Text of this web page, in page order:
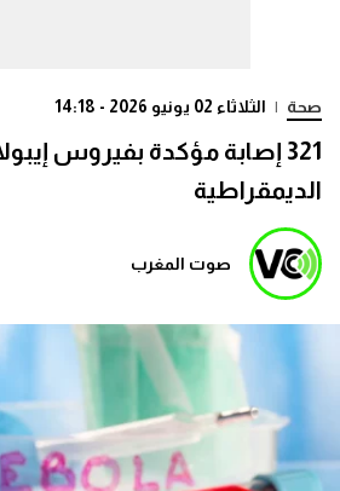
صحة | الثلاثاء 02 يونيو 2026 - 14:18
321 إصابة مؤكدة بفيروس
الديمقراطية
صوت المغرب